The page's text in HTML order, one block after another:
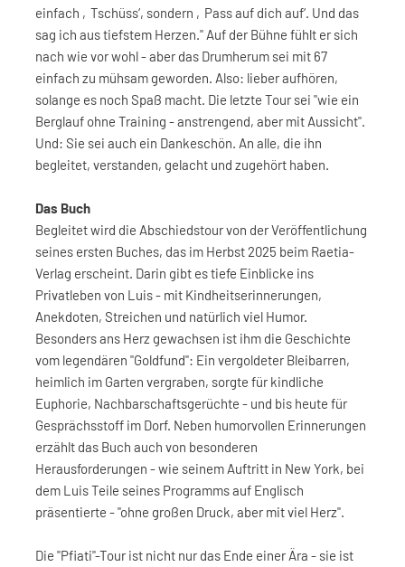
einfach ‚Tschüss‘, sondern ‚Pass auf dich auf‘. Und das
sag ich aus tiefstem Herzen." Auf der Bühne fühlt er sich
nach wie vor wohl - aber das Drumherum sei mit 67
einfach zu mühsam geworden. Also: lieber aufhören,
solange es noch Spaß macht. Die letzte Tour sei "wie ein
Berglauf ohne Training - anstrengend, aber mit Aussicht".
Und: Sie sei auch ein Dankeschön. An alle, die ihn
begleitet, verstanden, gelacht und zugehört haben.
Das Buch
Begleitet wird die Abschiedstour von der Veröffentlichung
seines ersten Buches, das im Herbst 2025 beim Raetia-
Verlag erscheint. Darin gibt es tiefe Einblicke ins
Privatleben von Luis - mit Kindheitserinnerungen,
Anekdoten, Streichen und natürlich viel Humor.
Besonders ans Herz gewachsen ist ihm die Geschichte
vom legendären "Goldfund": Ein vergoldeter Bleibarren,
heimlich im Garten vergraben, sorgte für kindliche
Euphorie, Nachbarschaftsgerüchte - und bis heute für
Gesprächsstoff im Dorf. Neben humorvollen Erinnerungen
erzählt das Buch auch von besonderen
Herausforderungen - wie seinem Auftritt in New York, bei
dem Luis Teile seines Programms auf Englisch
präsentierte - "ohne großen Druck, aber mit viel Herz".
Die "Pfiati"-Tour ist nicht nur das Ende einer Ära - sie ist